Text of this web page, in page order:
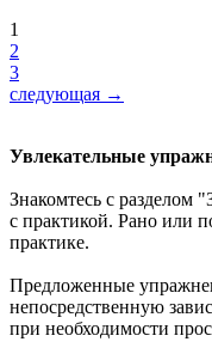
1
2
3
следующая →
Увлекательные
Знакомтесь с разделом
с практикой. Рано или
практике.
Предложенные
непосредственную
при необходимости